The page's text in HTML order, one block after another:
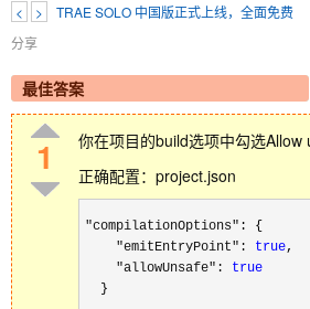
< >
TRAE SOLO 中国版正式上线，全面免费
分享
最佳答案
1
你在项目的build选项中勾选Allow
正确配置：project.json
"compilationOptions" : {
"emitEntryPoint": true,
"allowUnsafe": true
  }